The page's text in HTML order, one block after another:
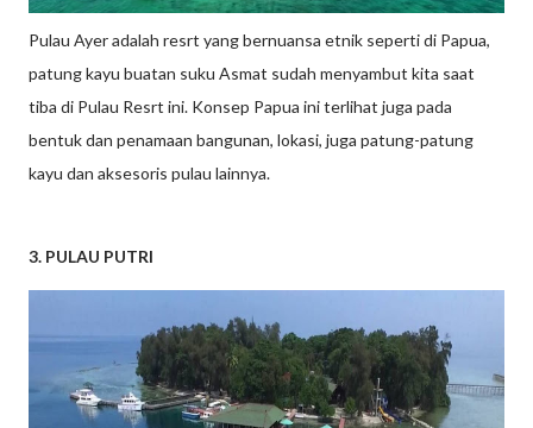
Pulau Ayer adalah resrt yang bernuansa etnik seperti di Papua,
patung kayu buatan suku Asmat sudah menyambut kita saat
tiba di Pulau Resrt ini. Konsep Papua ini terlihat juga pada
bentuk dan penamaan bangunan, lokasi, juga patung-patung
kayu dan aksesoris pulau lainnya.
3. PULAU PUTRI